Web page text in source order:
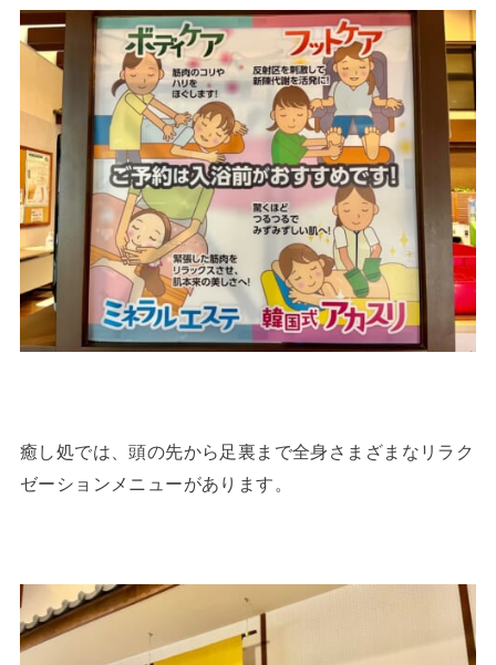
癒し処では、頭の先から足裏まで全身さまざまなリラク
ゼーションメニューがあります。